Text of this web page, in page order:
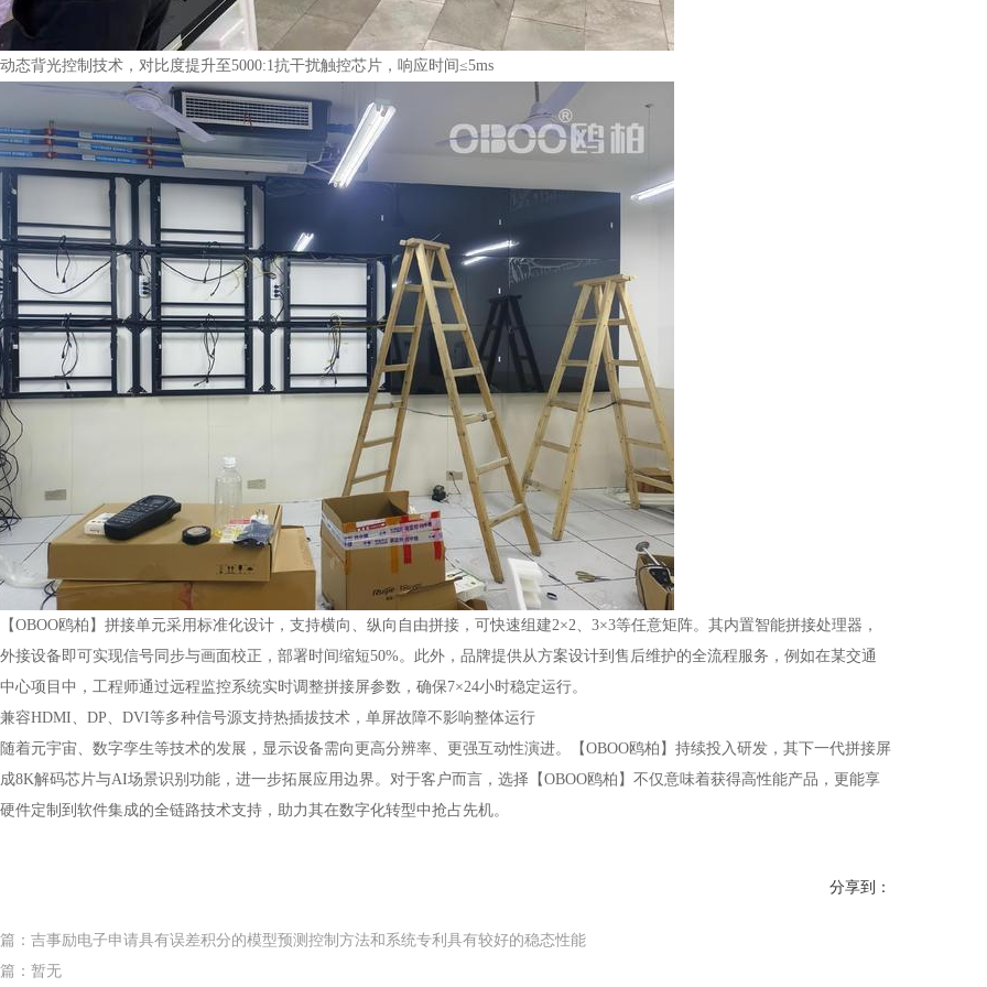
光控制技术，对比度提升至5000:1抗干扰触控芯片，响应时间≤5ms
鸥柏】拼接单元采用标准化设计，支持横向、纵向自由拼接，可快速组建2×2、3×3等任意矩阵。其内置智能拼接处理器，
接设备即可实现信号同步与画面校正，部署时间缩短50%。此外，品牌提供从方案设计到售后维护的全流程服务，例如在某交通
心项目中，工程师通过远程监控系统实时调整拼接屏参数，确保7×24小时稳定运行。
、DP、DVI等多种信号源支持热插拔技术，单屏故障不影响整体运行
宇宙、数字孪生等技术的发展，显示设备需向更高分辨率、更强互动性演进。【OBOO鸥柏】持续投入研发，其下一代拼接屏
8K解码芯片与AI场景识别功能，进一步拓展应用边界。对于客户而言，选择【OBOO鸥柏】不仅意味着获得高性能产品，更能享
件定制到软件集成的全链路技术支持，助力其在数字化转型中抢占先机。
分享到：
：吉事励电子申请具有误差积分的模型预测控制方法和系统专利具有较好的稳态性能
：暂无